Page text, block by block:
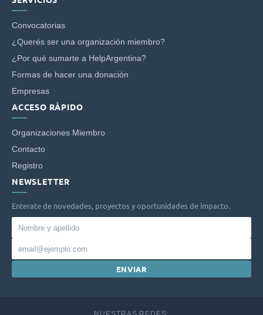
Convocatorias
¿Querés ser una organización miembro?
¿Por qué sumarte a HelpArgentina?
Formas de hacer una donación
Empresas
ACCESO RÁPIDO
Organizaciones Miembro
Contacto
Registro
NEWSLETTER
Enterate de novedades, proyectos y oportunidades de impacto.
Nombre
y
apellido
ENVIAR